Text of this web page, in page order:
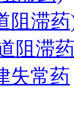
阻滞
阻滞
失常药